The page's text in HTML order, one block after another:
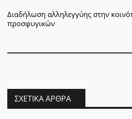
Διαδήλωση αλληλεγγύης στην
προσφυγικών
ΣΧΕΤΙΚΆ ΆΡΘΡΑ